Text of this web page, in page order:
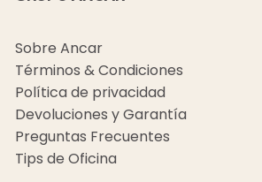
Sobre Ancar
Términos & Condiciones
Política de privacidad
Devoluciones y Garantía
Preguntas Frecuentes
Tips de Oficina